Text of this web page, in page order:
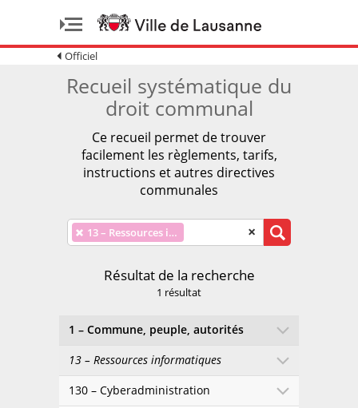
Officiel
Recueil systématique du
droit communal
Ce recueil permet de trouver
facilement les règlements, tarifs,
instructions et autres directives
communales
× 13 – Ressources informatiques ×
Résultat de la recherche
1 résultat
1 – Commune, peuple, autorités
13 – Ressources informatiques
130 – Cyberadministration